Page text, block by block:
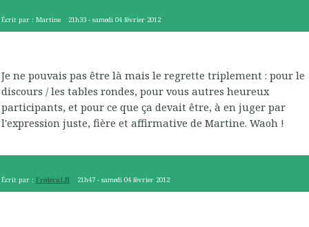
Écrit par : Martine 21h33 -samedi 04 février 2012
Je ne pouvais pas être là mais le regrette triplement : pour le
discours / les tables rondes, pour vous autres heureux
participants, et pour ce que ça devait être, à en juger par
l'expression juste, fière et affirmative de Martine. Waoh !
Écrit par : FrédéricLN 21h47 -samedi 04 février 2012